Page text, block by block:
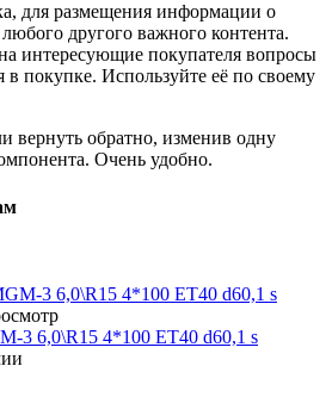
для размещения информации о
другого важного контента.
интересующие покупателя вопросы
в покупке. Используйте её по своему
вернуть обратно, изменив одну
Очень удобно.
3 6,0\R15 4*100 ET40 d60,1 s